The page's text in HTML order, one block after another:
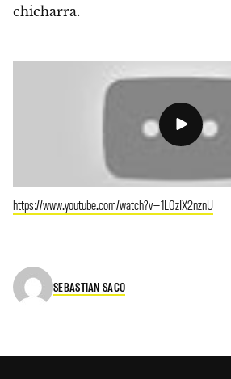
chicharra.
https://www.youtube.com/watch?v=1L0zIX2nznU
SEBASTIAN SACO